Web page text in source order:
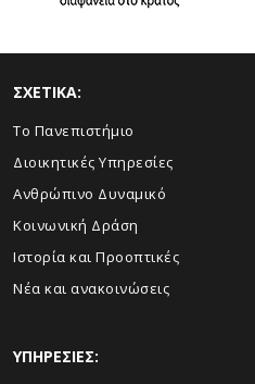
ΣΧΕΤΙΚΑ:
Το Πανεπιστήμιο
Διοικητικές Υπηρεσίες
Ανθρώπινο Δυναμικό
Κοινωνική Δράση
Ιστορία και Προοπτικές
Νέα και ανακοινώσεις
ΥΠΗΡΕΣΙΕΣ: